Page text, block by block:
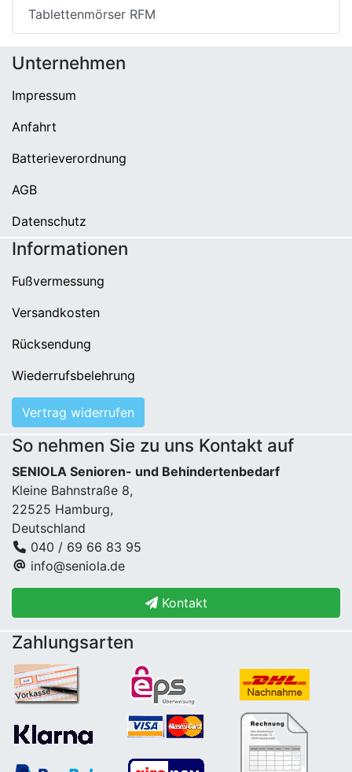
Tablettenmörser RFM
Unternehmen
Impressum
Anfahrt
Batterieverordnung
AGB
Datenschutz
Informationen
Fußvermessung
Versandkosten
Rücksendung
Wiederrufsbelehrung
Vertrag widerrufen
So nehmen Sie zu uns Kontakt auf
SENIOLA Senioren- und Behindertenbedarf
Kleine Bahnstraße 8,
22525 Hamburg,
Deutschland
040 / 69 66 83 95
info@seniola.de
Kontakt
Zahlungsarten